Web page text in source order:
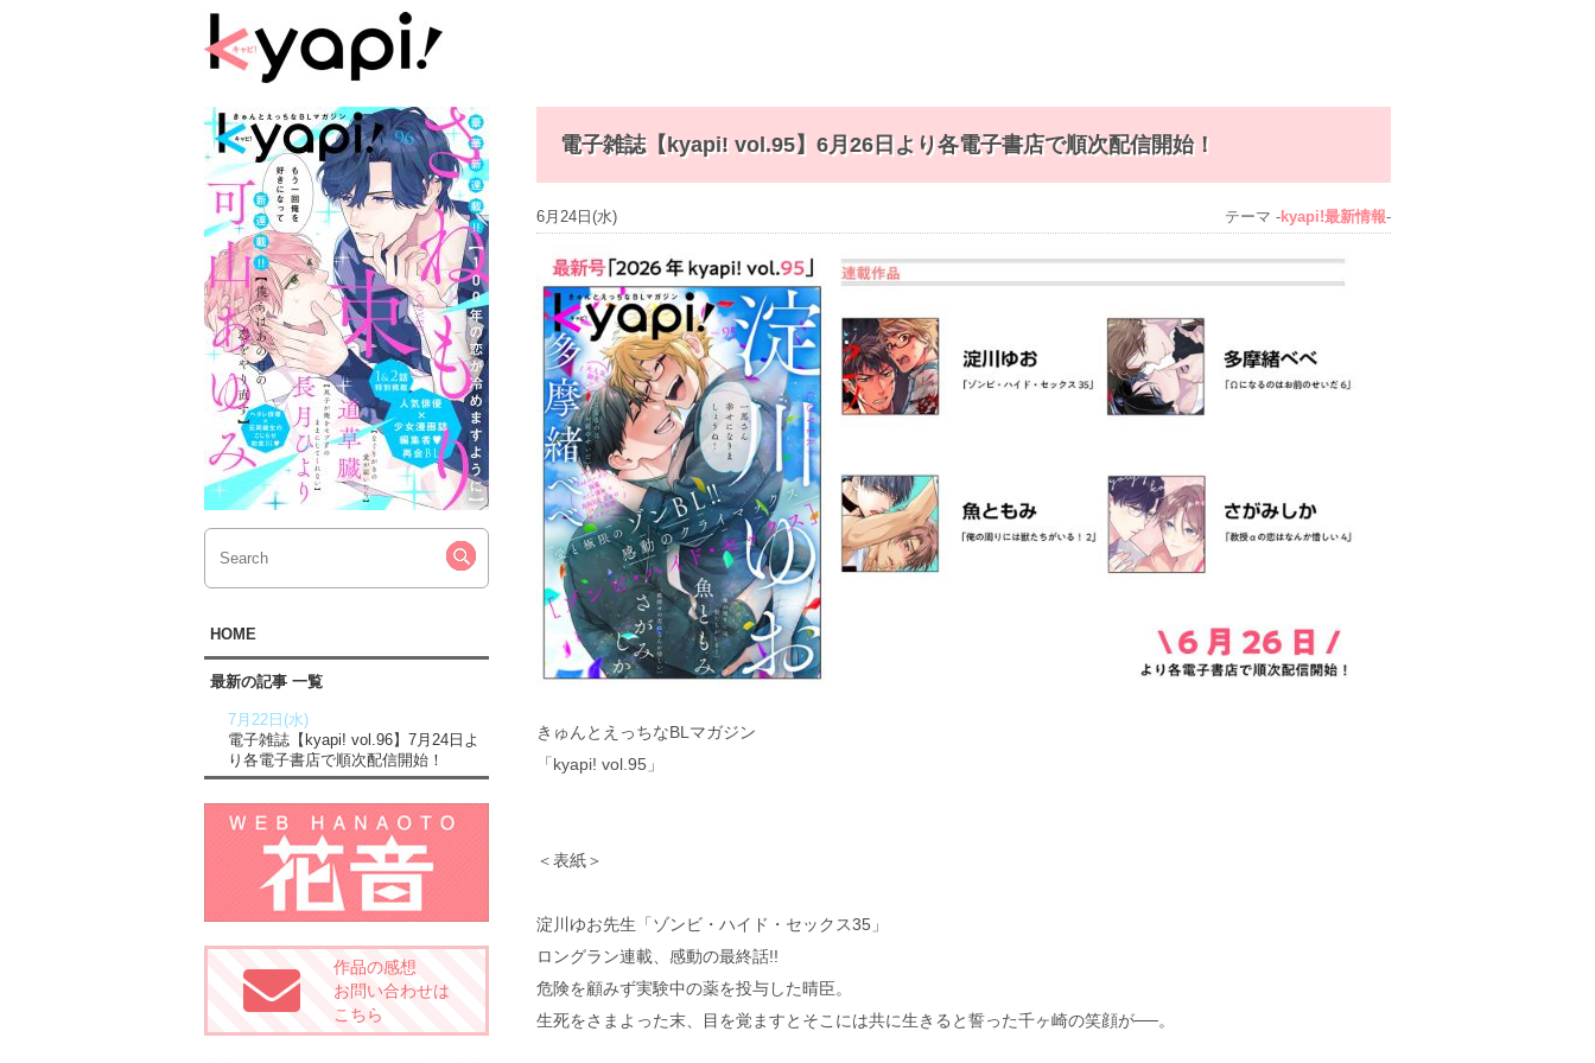
電子雑誌【kyapi! vol.95】6月26日より各電子書店で順次配信開始！
6月24日(水) テーマ -kyapi!最新情報-
きゅんとえっちなBLマガジン
「kyapi! vol.95」
＜表紙＞
淀川ゆお先生「ゾンビ・ハイド・セックス35」
ロングラン連載、感動の最終話!!
危険を顧みず実験中の薬を投与した晴臣。
生死をさまよった末、目を覚ますとそこには共に生きると誓った千ヶ崎の笑顔が──。
HOME
最新の記事 一覧
7月22日(水)
電子雑誌【kyapi! vol.96】7月24日よ
り各電子書店で順次配信開始！
作品の感想
お問い合わせは
こちら